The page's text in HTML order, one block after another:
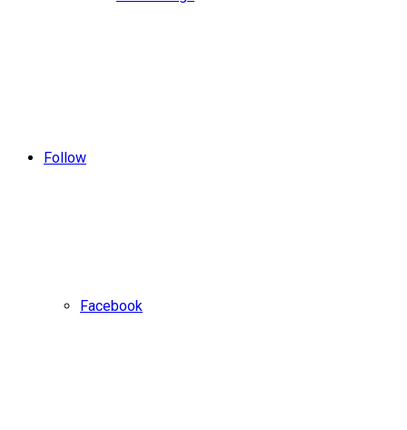
Follow
Facebook